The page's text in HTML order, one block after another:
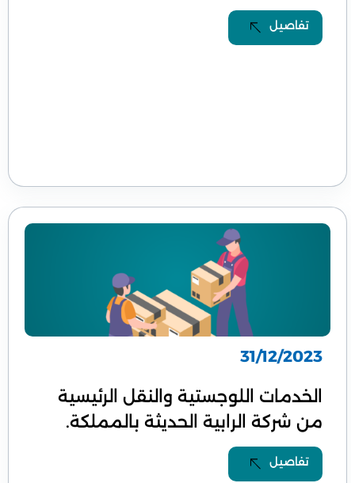
تفاصيل
31/12/2023
الخدمات اللوجستية والنقل الرئيسية
من شركة الرابية الحديثة بالمملكة.
تفاصيل